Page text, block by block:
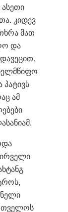
კიდევ
მათ
და
ამ